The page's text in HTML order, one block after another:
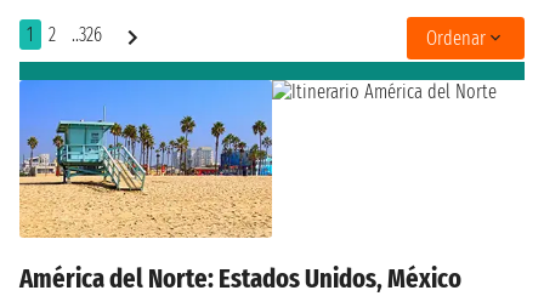
1 2 ..326 Ordenar
América del Norte: Estados Unidos, México